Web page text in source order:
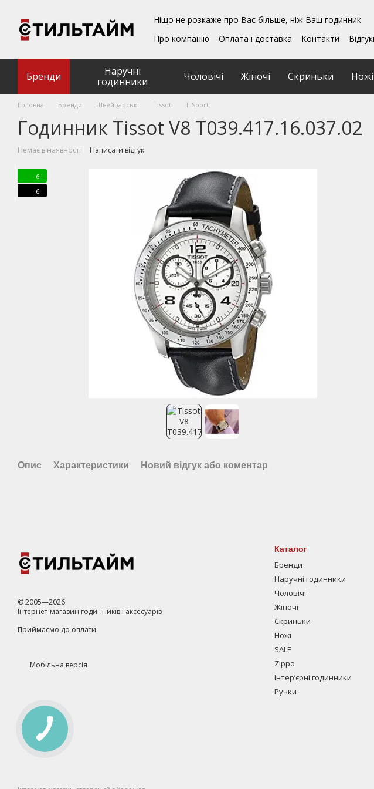
Ніщо не розкаже про Вас більше, ніж Ваш годинник
Про компанію
Оплата і доставка Контакти
Угода користувача
Бренди
Наручні
годинники
Чоловічі Жіночі Скриньки Ножі
Головна Бренди Швейцарські Tissot T-Sport
Годинник Tissot V8 T039.417.16.037.02
Немає в наявності Написати відгук
6
6
Опис Характеристики Новий відгук або коментар
© 2005—2026
Інтернет-магазин годинників і аксесуарів
Приймаємо до оплати
Мобільна версія
Каталог
Бренди
Наручні годинники
Чоловічі
Жіночі
Скриньки
Ножі
SALE
Zippo
Інтерʼєрні годинники
Ручки